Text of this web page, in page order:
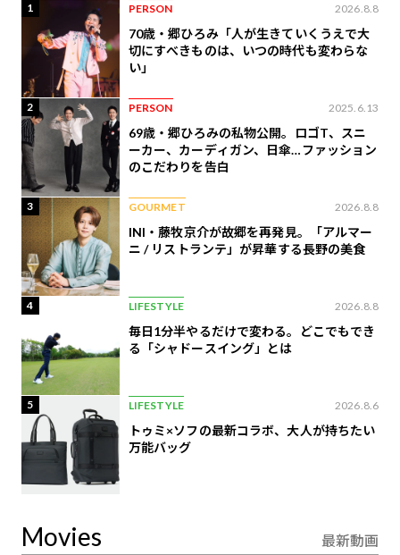
1 PERSON 2026.8.8
70歳・郷ひろみ「人が生きていくうえで大
切にすべきものは、いつの時代も変わらな
い」
2 PERSON 2025.6.13
69歳・郷ひろみの私物公開。ロゴT、スニ
ーカー、カーディガン、日傘…ファッション
のこだわりを告白
3 GOURMET 2026.8.8
INI・藤牧京介が故郷を再発見。「アルマー
ニ / リストランテ」が昇華する長野の美食
4 LIFESTYLE 2026.8.8
毎日1分半やるだけで変わる。どこでもでき
る「シャドースイング」とは
5 LIFESTYLE 2026.8.6
トゥミ×ソフの最新コラボ、大人が持ちたい
万能バッグ
Movies 最新動画